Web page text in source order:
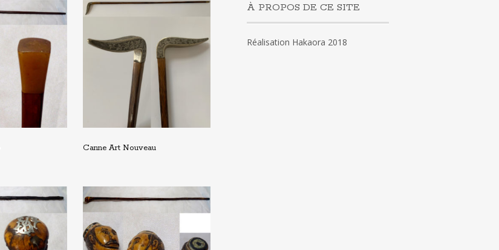
Canne Art Nouveau
À PROPOS DE CE SITE
Réalisation Hakaora 2018